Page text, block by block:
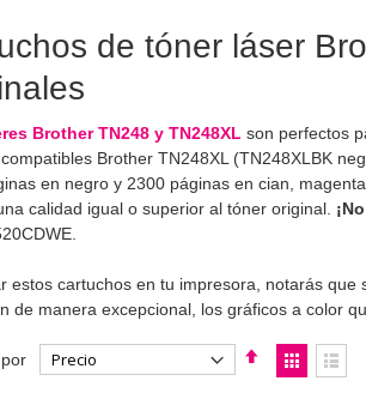
de tóner láser
Brother TN248 y TN248XL son perfectos
Brother TN248XL (TN248XLBK
en negro y 2300 páginas en cian,
calidad igual o superior al tóner original.
estos cartuchos en tu impresora, notarás
de manera excepcional, los gráficos a color
Fijar
Dirección
Ver
como